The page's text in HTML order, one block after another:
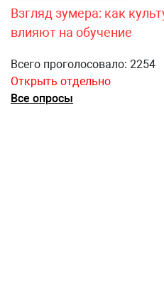
Взгляд зумера: как
влияют на обучение
Всего проголосовало: 2254
Открыть отдельно
Все опросы